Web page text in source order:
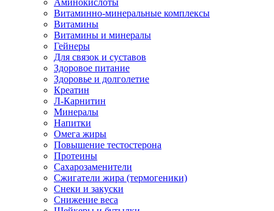
Витаминно-минеральные комплексы
Витамины
Витамины и минералы
Гейнеры
Для связок и суставов
Здоровое питание
Здоровье и долголетие
Креатин
Л-Карнитин
Минералы
Напитки
Омега жиры
Повышение тестостерона
Протеины
Сахарозаменители
Сжигатели жира (термогеники)
Снеки и закуски
Снижение веса